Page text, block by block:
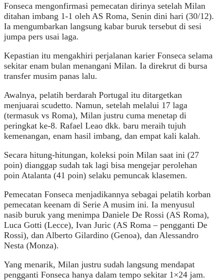
Fonseca mengonfirmasi pemecatan dirinya setelah Milan
ditahan imbang 1-1 oleh AS Roma, Senin dini hari (30/12).
Ia mengumbarkan langsung kabar buruk tersebut di sesi
jumpa pers usai laga.
Kepastian itu mengakhiri perjalanan karier Fonseca selama
sekitar enam bulan menangani Milan. Ia direkrut di bursa
transfer musim panas lalu.
Awalnya, pelatih berdarah Portugal itu ditargetkan
menjuarai scudetto. Namun, setelah melalui 17 laga
(termasuk vs Roma), Milan justru cuma menetap di
peringkat ke-8. Rafael Leao dkk. baru meraih tujuh
kemenangan, enam hasil imbang, dan empat kali kalah.
Secara hitung-hitungan, koleksi poin Milan saat ini (27
poin) dianggap sudah tak lagi bisa mengejar perolehan
poin Atalanta (41 poin) selaku pemuncak klasemen.
Pemecatan Fonseca menjadikannya sebagai pelatih korban
pemecatan keenam di Serie A musim ini. Ia menyusul
nasib buruk yang menimpa Daniele De Rossi (AS Roma),
Luca Gotti (Lecce), Ivan Juric (AS Roma – pengganti De
Rossi), dan Alberto Gilardino (Genoa), dan Alessandro
Nesta (Monza).
Yang menarik, Milan justru sudah langsung mendapat
pengganti Fonseca hanya dalam tempo sekitar 1×24 jam.